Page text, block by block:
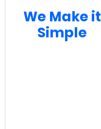
We Make it
Simple